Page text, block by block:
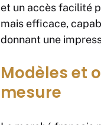
et un accès facilité
mais efficace,
donnant une
Modèles et
mesure